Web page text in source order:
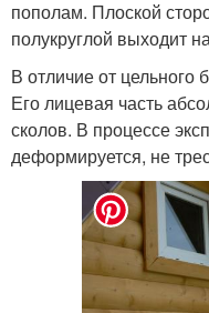
пополам. Плоской
полукруглой выходит
В отличие от цельного
Его лицевая часть
сколов. В процессе
деформируется, не